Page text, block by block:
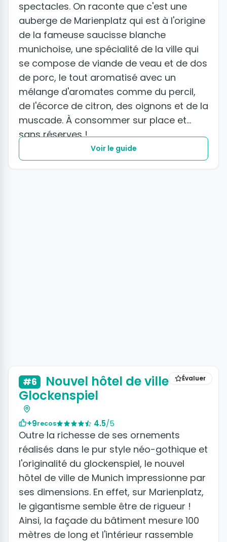
spectacles. On raconte que c'est une
auberge de Marienplatz qui est à l'origine
de la fameuse saucisse blanche
munichoise, une spécialité de la ville qui
se compose de viande de veau et de dos
de porc, le tout aromatisé avec un
mélange d'aromates comme du percil,
de l'écorce de citron, des oignons et de la
muscade. À consommer sur place et
sans réserves !
Voir le guide
Évaluer
#6
Nouvel hôtel de ville -
Glockenspiel
+9recos 4.5/5
Outre la richesse de ses ornements
réalisés dans le pur style néo-gothique et
l'originalité du glockenspiel, le nouvel
hôtel de ville de Munich impressionne par
ses dimensions. En effet, sur Marienplatz,
le gigantisme semble être de rigueur !
Ainsi, la façade du bâtiment mesure 100
mètres de long et l'intérieur rassemble